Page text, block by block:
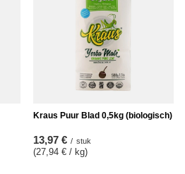
Kraus Puur Blad 0,5kg (biologisch)
13,97 € / stuk
(27,94 € / kg)